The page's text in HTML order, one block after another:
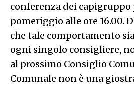
conferenza dei capigruppo
pomeriggio alle ore 16.00.
che tale comportamento
ogni singolo consigliere,
al prossimo Consiglio
Comunale non è una